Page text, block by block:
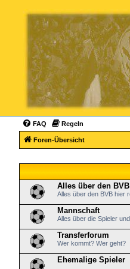
FAQ Regeln
Foren-Übersicht
Alles über den BVB
Alles über den BVB hier
Mannschaft
Alles über die Spieler
Transferforum
Wer kommt? Wer geht?
Ehemalige Spieler